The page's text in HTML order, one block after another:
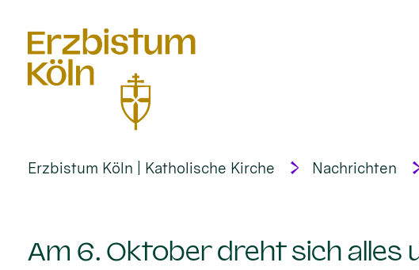
Erzbistum Köln | Katholische Kirche Nachrichten
Am 6. Oktober dreht sich